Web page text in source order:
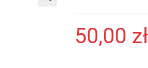
50,00 zł